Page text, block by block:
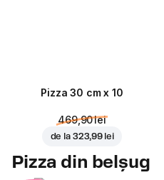
Pizza 30 cm x 10
469,90 lei
de la 323,99 lei
Pizza din belșug